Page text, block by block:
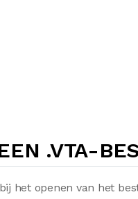
.VTA-
het openen van het